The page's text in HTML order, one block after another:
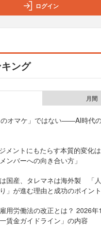
ログイン
ング
月間
オマケ」ではない——AI時代
メントにもたらす本質的変化
ンバーへの向き合い方」
国産、タレマネは海外製 「
」が進む理由と成功のポイント
用労働法の改正とは？ 2026年
賃金ガイドライン」の内容